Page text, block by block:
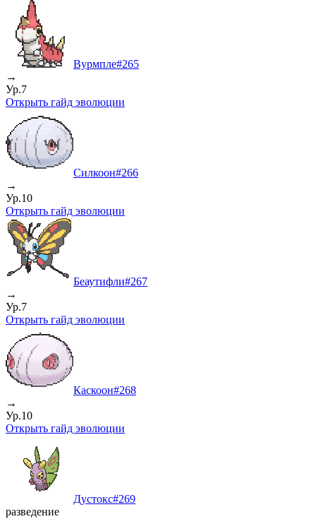
Вурмпле#265
→
Ур.7
Открыть гайд эволюции
Силкоон#266
→
Ур.10
Открыть гайд эволюции
Беаутифли#267
→
Ур.7
Открыть гайд эволюции
Каскоон#268
→
Ур.10
Открыть гайд эволюции
Дустокс#269
разведение